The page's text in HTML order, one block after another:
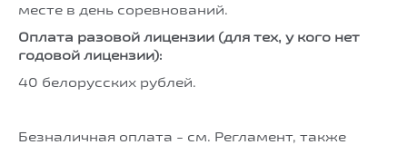
месте в день соревнований.
Оплата разовой лицензии (для тех, у кого нет
годовой лицензии):
40 белорусских рублей.
Безналичная оплата - см. Регламент, также